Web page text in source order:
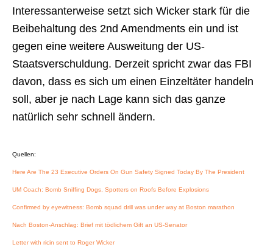
Interessanterweise setzt sich Wicker stark für die
Beibehaltung des 2nd Amendments ein und ist
gegen eine weitere Ausweitung der US-
Staatsverschuldung. Derzeit spricht zwar das FBI
davon, dass es sich um einen Einzeltäter handeln
soll, aber je nach Lage kann sich das ganze
natürlich sehr schnell ändern.
Quellen:
Here Are The 23 Executive Orders On Gun Safety Signed Today By The President
UM Coach: Bomb Sniffing Dogs, Spotters on Roofs Before Explosions
Confirmed by eyewitness: Bomb squad drill was under way at Boston marathon
Nach Boston-Anschlag: Brief mit tödlichem Gift an US-Senator
Letter with ricin sent to Roger Wicker